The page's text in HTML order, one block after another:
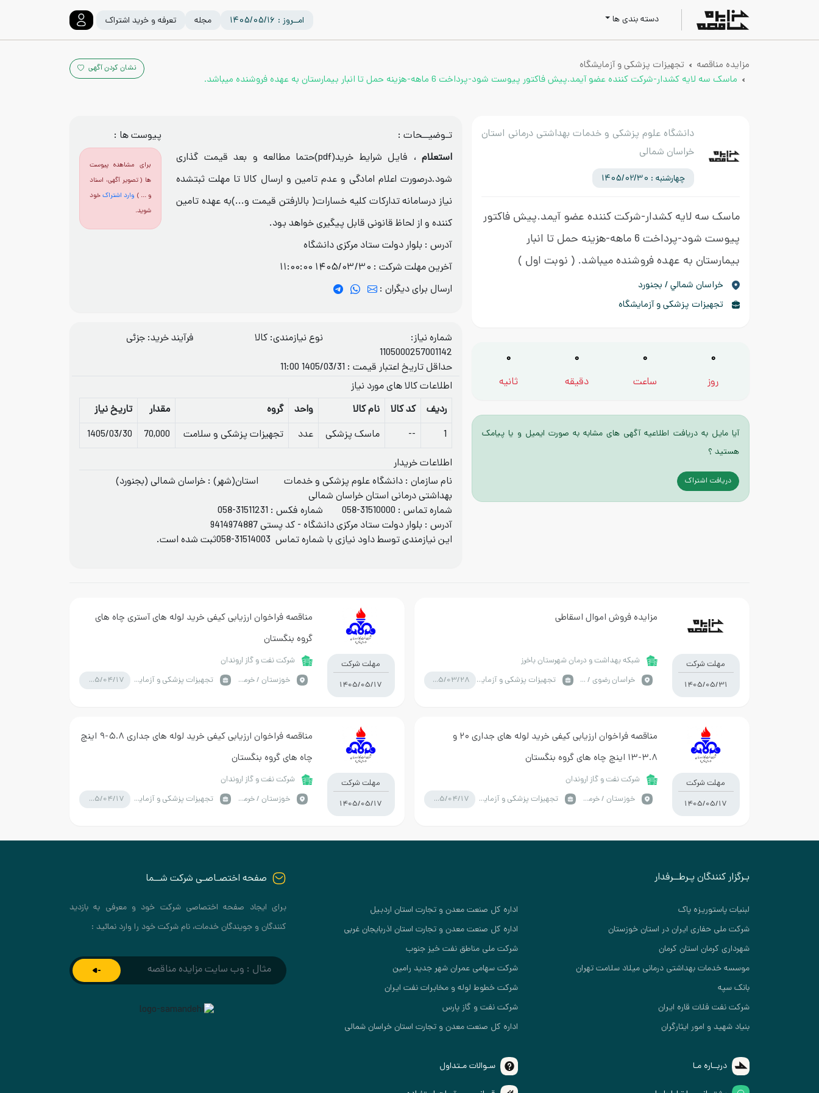
دسته بندی ها امــروز : 1405/05/16 مجله تعرفه و خرید اشتراک
مزایده مناقصه
تجهیزات پزشکی و آزمایشگاه
ماسک سه لایه کشدار-شرکت کننده عضو آیمد.پیش فاکتور پیوست شود-پرداخت 6 ماهه-هزینه حمل تا انبار بیمارستان به عهده فروشنده میباشد.
نشان کردن آگهی
دانشگاه علوم پزشکی و خدمات بهداشتی درمانی استان
خراسان شمالی
چهارشنبه : 1405/02/30
ماسک سه لایه کشدار-شرکت کننده عضو آیمد.پیش فاکتور
پیوست شود-پرداخت 6 ماهه-هزینه حمل تا انبار
بیمارستان به عهده فروشنده میباشد. ( نوبت اول )
خراسان شمالي / بجنورد
تجهیزات پزشکی و آزمایشگاه
0
روز
0
ساعت
0
دقیقه
0
ثانیه
آیا مایل به دریافت اطلاعیه آگهی های مشابه به صورت ایمیل و یا پیامک
هستید ؟
دریافت اشتراک
تـوضیــحات :
استعلام
، فایل شرایط خرید(pdf)حتما مطالعه و بعد قیمت گذاری
شود.درصورت اعلام امادگی و عدم تامین و ارسال کالا تا مهلت ثبتشده
نیاز درسامانه تدارکات کلیه خسارات( بالارفتن قیمت و...)به عهده تامین
کننده و از لحاظ قانونی قابل پیگیری خواهد بود.
آدرس : بلوار دولت ستاد مرکزی دانشگاه
آخرین مهلت شرکت : 1405/03/30 11:00:00
ارسال برای دیگران :
پیوست ها :
برای مشاهده پیوست
ها ( تصویر آگهی، اسناد
و ... ) وارد اشتراکخود
شوید.
شماره نیاز:
1105000257001142
نوع نیازمندی: کالا فرآيند خريد: جزئی
حداقل تاریخ اعتبار قیمت : 1405/03/31 11:00
اطلاعات کالا های مورد نیاز
ردیف
کد کالا نام کالا واحد گروه مقدار
تاریخ نیاز
1
-- ماسک پزشکی عدد تجهیزات پزشکی و سلامت 70,000
1405/03/30
اطلاعات خریدار
نام سازمان : دانشگاه علوم پزشکی و خدمات
بهداشتی درمانی استان خراسان شمالی
استان(شهر) : خراسان شمالی (بجنورد)
شماره تماس : 058-31510000 شماره فکس : 058-31511231
آدرس : بلوار دولت ستاد مرکزی دانشگاه - کد پستی 9414974887
این نیازمندی توسط داود نیازی با شماره تماس 058-31514003ثبت شده است.
مهلت شرکت
1405/05/31
مزایده فروش اموال اسقاطی
شبکه بهداشت و درمان شهرستان باخرز
خراسان رضوي / باخرز
تجهیزات پزشکی و آزمایشگاه 1405/03/28
مهلت شرکت
1405/05/17
مناقصه فراخوان ارزیابی کیفی خرید لوله های آستری چاه های
گروه بنگستان
شرکت نفت و گاز اروندان
خوزستان / خرمشهر
تجهیزات پزشکی و آزمایشگاه 1405/04/17
مهلت شرکت
1405/05/17
مناقصه فراخوان ارزیابی کیفی خرید لوله های جداری ۲۰ و
۳.۸-۱۳ اینچ چاه های گروه بنگستان
شرکت نفت و گاز اروندان
خوزستان / خرمشهر
تجهیزات پزشکی و آزمایشگاه 1405/04/17
مهلت شرکت
1405/05/17
مناقصه فراخوان ارزیابی کیفی خرید لوله های جداری ۵.۸-۹ اینچ
چاه های گروه بنگستان
شرکت نفت و گاز اروندان
خوزستان / خرمشهر
تجهیزات پزشکی و آزمایشگاه 1405/04/17
بـرگزار کنندگان پـرطــرفدار
لبنیات پاستوریزه پاک
اداره کل صنعت معدن و تجارت استان اردبیل
شرکت ملی حفاری ایران در استان خوزستان
اداره کل صنعت معدن و تجارت استان اذربایجان غربی
شهرداری کرمان استان کرمان
شرکت ملی مناطق نفت خیز جنوب
موسسه خدمات بهداشتی درمانی میلاد سلامت تهران
شرکت سهامی عمران شهر جدید رامین
بانک سپه
شرکت خطوط لوله و مخابرات نفت ایران
شرکت نفت فلات قاره ایران
شرکت نفت و گاز پارس
بنیاد شهید و امور ایثارگران
اداره کل صنعت معدن و تجارت استان خراسان شمالی
دربــاره مـا سـوالات مـتداول
صفحه اختصـاصـی شرکت شــما
برای ایجاد صفحه اختصاصی شرکت خود و معرفی به بازدید
کنندگان و جویندگان خدمات، نام شرکت خود را وارد نمائید :